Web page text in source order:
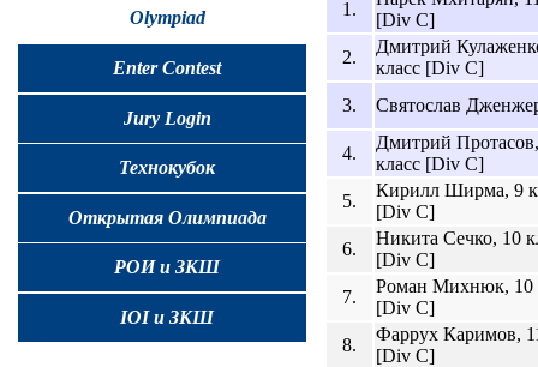
Olympiad
Enter Contest
Jury Login
Технокубок
Открытая Олимпиада
РОИ и ЗКШ
IOI и ЗКШ
1.
[Div C]
2.
Дмитрий
класс [Div C]
3.
Святослав
4.
Дмитрий
класс [Div C]
5.
Кирилл Ширма, 9
[Div C]
6.
Никита Сечко, 10
[Div C]
7.
Роман Михнюк, 10
[Div C]
8.
Фаррух Каримов,
[Div C]